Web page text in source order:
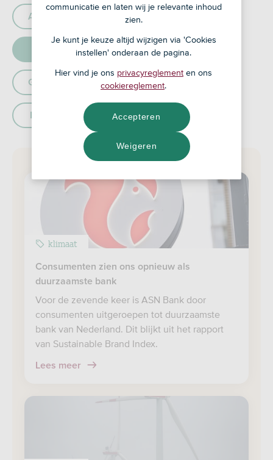
Alle artikelen Wonen
Biodiversiteit
Geldzaken Mensenrechten
klimaat
Consumenten zien ons opnieuw als
duurzaamste bank
Voor de zevende keer is ASN Bank door
consumenten uitgeroepen tot duurzaamste
bank van Nederland. Dit blijkt uit het rapport
van Sustainable Brand Index.
Lees meer
communicatie en laten wij je relevante inhoud
zien.
Je kunt je keuze altijd wijzigen via 'Cookies
instellen' onderaan de pagina.
Hier vind je ons privacyreglement en ons
cookiereglement.
Weigeren
Accepteren